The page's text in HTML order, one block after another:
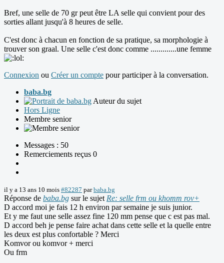
Bref, une selle de 70 gr peut être LA selle qui convient pour des
sorties allant jusqu'à 8 heures de selle.
C'est donc à chacun en fonction de sa pratique, sa morphologie à
trouver son graal. Une selle c'est donc comme .............une femme
Connexion ou Créer un compte pour participer à la conversation.
baba.bg
Auteur du sujet
Hors Ligne
Membre senior
Messages : 50
Remerciements reçus 0
il y a 13 ans 10 mois #82287 parbaba.bg
Réponse de baba.bg sur le sujet Re: selle frm ou khomm rov+
D accord moi je fais 12 h environ par semaine je suis junior.
Et y me faut une selle assez fine 120 mm pense que c est pas mal.
D accord beh je pense faire achat dans cette selle et la quelle entre
les deux est plus confortable ? Merci
Komvor ou komvor + merci
Ou frm